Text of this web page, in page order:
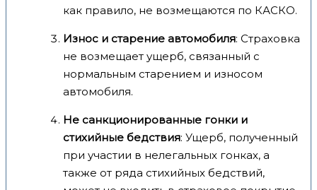
как правило, не возмещаются по КАСКО.
Износ и старение автомобиля: Страховка
не возмещает ущерб, связанный с
нормальным старением и износом
автомобиля.
Не санкционированные гонки и
стихийные бедствия: Ущерб, полученный
при участии в нелегальных гонках, а
также от ряда стихийных бедствий,